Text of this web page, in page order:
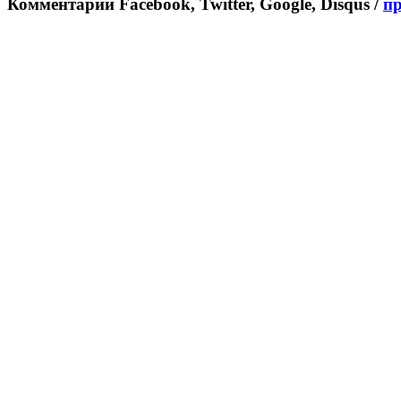
Комментарии Facebook, Twitter, Google, Disqus /